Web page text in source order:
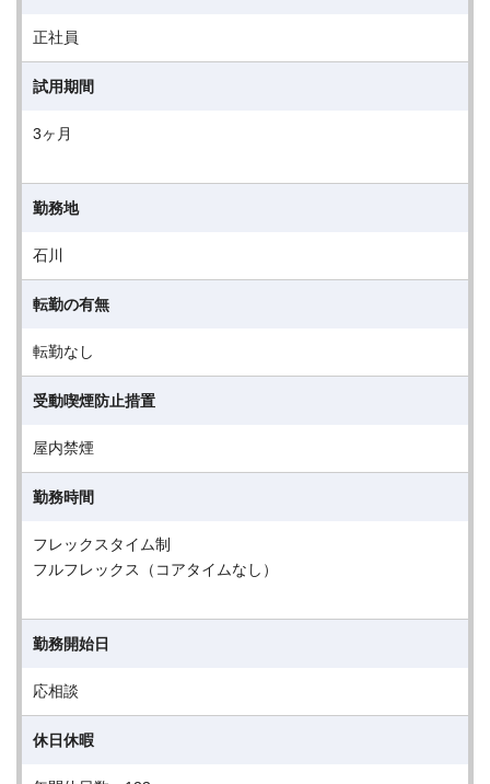
正社員
試用期間
3ヶ月
勤務地
石川
転勤の有無
転勤なし
受動喫煙防止措置
屋内禁煙
勤務時間
フレックスタイム制
フルフレックス（コアタイムなし）
勤務開始日
応相談
休日休暇